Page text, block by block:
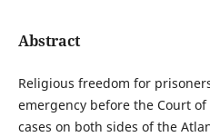
Abstract
Religious freedom for
emergency before the Court
cases on both sides of the